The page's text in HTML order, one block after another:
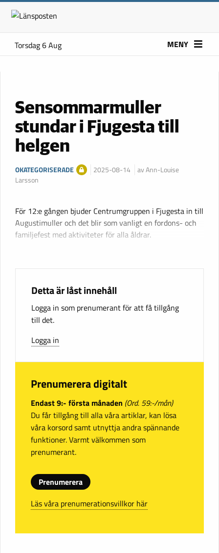
Torsdag 6 Aug MENY
Sensommarmuller
stundar i Fjugesta till
helgen
OKATEGORISERADE 2025-08-14
av Ann-Louise
Larsson
För 12:e gången bjuder Centrumgruppen i Fjugesta in till
Augustimuller och det blir som vanligt en fordons- och
familjefest med aktiviteter för alla åldrar.
Detta är låst innehåll
Logga in som prenumerant för att få tillgång
till det.
Logga in
Prenumerera digitalt
Endast 9:- första månaden (Ord. 59:-/mån)
Du får tillgång till alla våra artiklar, kan lösa
våra korsord samt utnyttja andra spännande
funktioner. Varmt välkommen som
prenumerant.
Prenumerera
Läs våra prenumerationsvillkor här